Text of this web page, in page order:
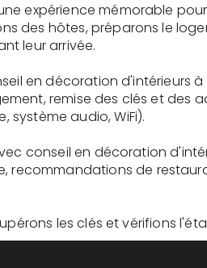
expérience mémorable
des hôtes, préparons le
leur arrivée.
en décoration d'intérieurs à
remise des clés et des
audio, WiFi).
conseil en décoration
de
les clés et vérifions